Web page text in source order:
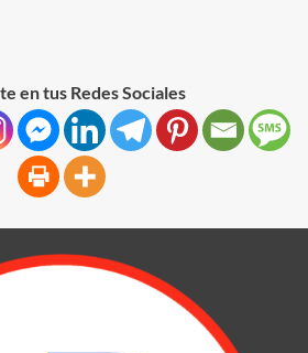
en tus Redes Sociales